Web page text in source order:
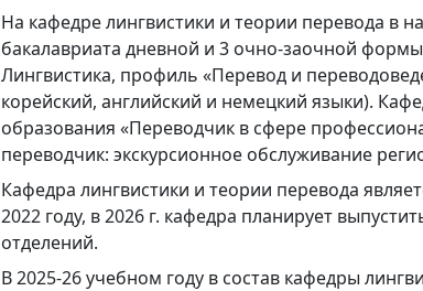
На кафедре лингвистики и теории перевода в
бакалавриата дневной и 3 очно-заочной
Лингвистика, профиль «Перевод и
корейский, английский и немецкий языки).
образования «Переводчик в сфере
переводчик: экскурсионное обслуживание
Кафедра лингвистики и теории перевода
2022 году, в 2026 г. кафедра планирует
отделений.
В 2025-26 учебном году в состав кафедры